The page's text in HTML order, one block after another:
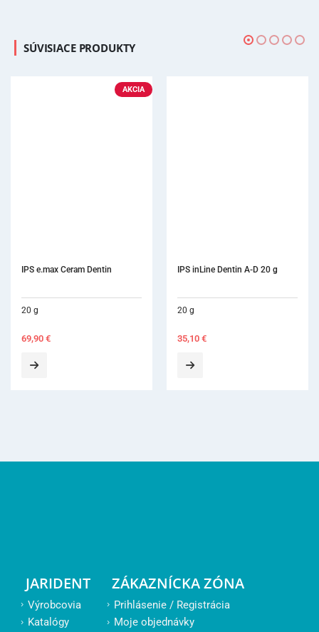
SÚVISIACE PRODUKTY
IPS inLine Dentin A-D 20 g
JARIDENT
Výrobcovia
Katalógy
ZÁKAZNÍCKA ZÓNA
Prihlásenie / Registrácia
Moje objednávky